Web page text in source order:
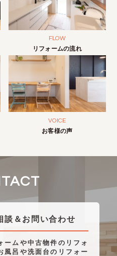
FLOW
リフォームの流れ
VOICE
お客様の声
談＆お問い合わせ
ームや中古物件のリフォ
風呂や洗面台のリフォー